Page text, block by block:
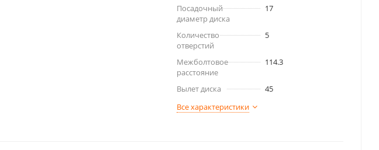
Посадочный
диаметр диска
17
Количество
отверстий
5
Межболтовое
расстояние
114.3
Вылет диска
45
Все характеристики